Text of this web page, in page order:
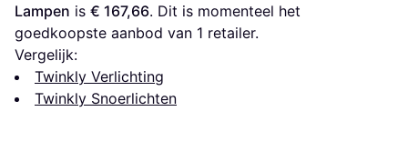
Lampen is € 167,66. Dit is momenteel het
goedkoopste aanbod van 1 retailer.
Vergelijk:
Twinkly Verlichting
Twinkly Snoerlichten